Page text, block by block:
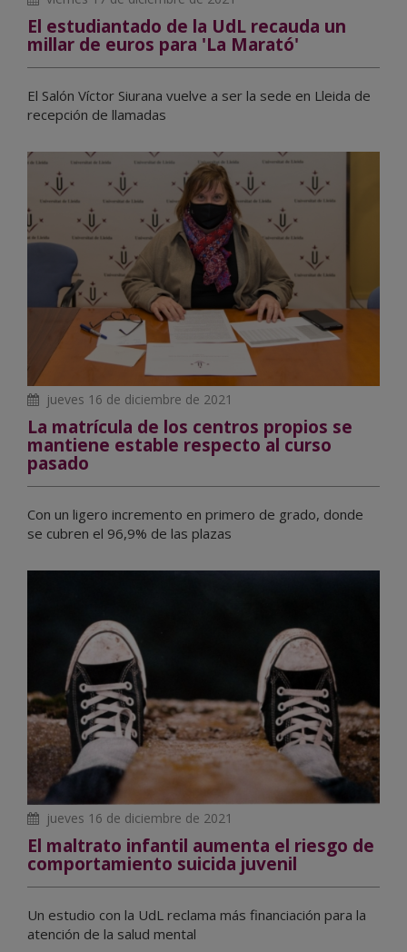
El estudiantado de la UdL recauda un
millar de euros para 'La Marató'
El Salón Víctor Siurana vuelve a ser la sede en Lleida de
recepción de llamadas
jueves 16 de diciembre de 2021
La matrícula de los centros propios se
mantiene estable respecto al curso
pasado
Con un ligero incremento en primero de grado, donde
se cubren el 96,9% de las plazas
jueves 16 de diciembre de 2021
El maltrato infantil aumenta el riesgo de
comportamiento suicida juvenil
Un estudio con la UdL reclama más financiación para la
atención de la salud mental